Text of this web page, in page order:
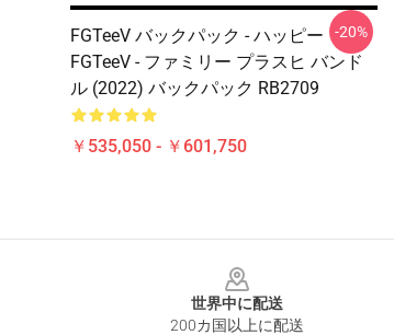
FGTeeV バックパック - ハッピー
FGTeeV - ファミリー プラスヒ バンド
ル (2022) バックパック RB2709
￥535,050 - ￥601,750
-20%
世界中に配送
200カ国以上に配送